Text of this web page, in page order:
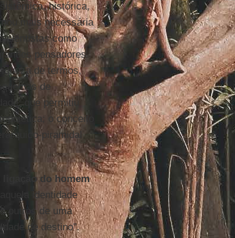
histórica,
mais necessária
cientistas como
pensadores
de termos,
de
que permitiu
o conceito
piramidal
ligação do homem
identidade
outros de uma
de destino".